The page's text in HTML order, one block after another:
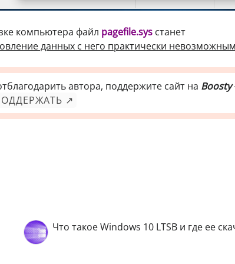
компьютера файл pagefile.sys станет
данных с него практически невозможным
автора, поддержите сайт на Boosty
↗
Что такое Windows 10 LTSB и где ее